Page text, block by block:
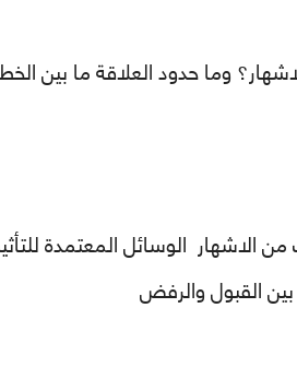
وما حدود العلاقة ما بين
الاشهار الوسائل المعتمدة
بين القبول والرفض